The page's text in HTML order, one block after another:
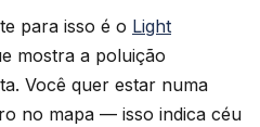
para isso é o Light
mostra a poluição
Você quer estar numa
no mapa — isso indica céu